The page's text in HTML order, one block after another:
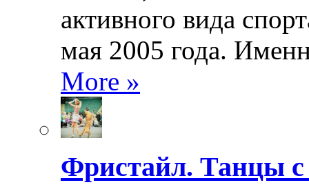
активного вида
мая 2005 года.
More »
Фристайл. Танцы с